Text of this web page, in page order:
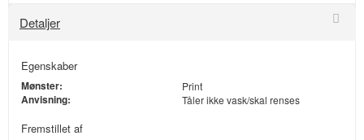
Detaljer
Egenskaber
Mønster: Print
Anvisning: Tåler ikke vask/skal renses
Fremstillet af